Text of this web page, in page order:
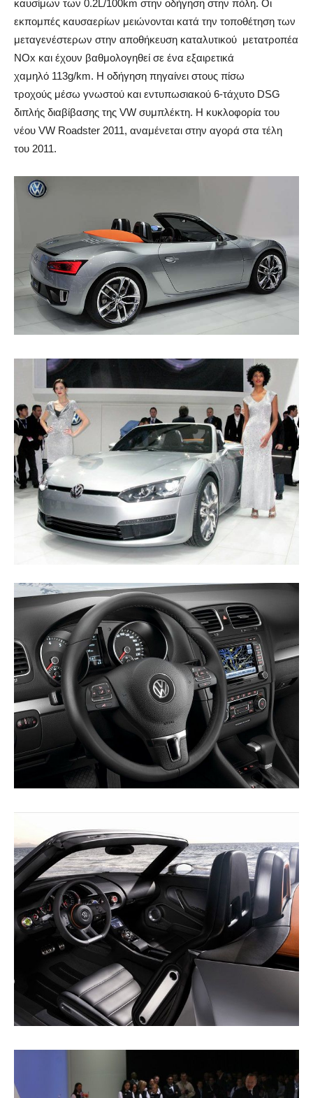
καυσίμων των 0.2L/100km στην οδήγηση στην πόλη. Οι
εκπομπές καυσαερίων μειώνονται κατά την τοποθέτηση των
μεταγενέστερων στην αποθήκευση καταλυτικού μετατροπέα
NOx και έχουν βαθμολογηθεί σε ένα εξαιρετικά
χαμηλό 113g/km. Η οδήγηση πηγαίνει στους πίσω
τροχούς μέσω γνωστού και εντυπωσιακού 6-τάχυτο DSG
διπλής διαβίβασης της VW συμπλέκτη. Η κυκλοφορία του
νέου VW Roadster 2011, αναμένεται στην αγορά στα τέλη
του 2011.